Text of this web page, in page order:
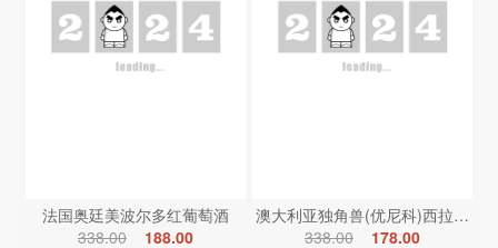
法国奥廷美波尔多红葡萄酒
338.00
188.00
澳大利亚独角兽(优尼科)西拉红葡
338.00
178.00